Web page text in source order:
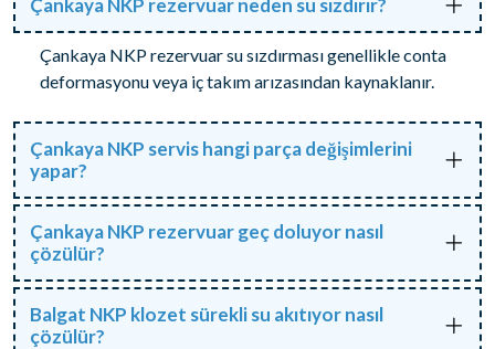
Çankaya NKP rezervuar neden su sızdırır?
Çankaya NKP rezervuar su sızdırması genellikle conta
deformasyonu veya iç takım arızasından kaynaklanır.
Çankaya NKP servis hangi parça değişimlerini
yapar?
Çankaya NKP rezervuar geç doluyor nasıl
çözülür?
Balgat NKP klozet sürekli su akıtıyor nasıl
çözülür?